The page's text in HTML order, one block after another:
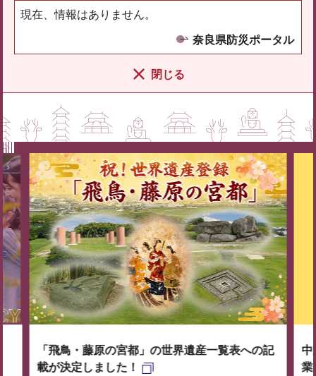
現在、情報はありません。
奈良県防災ポータル
閉じる
「飛鳥・藤原の宮都」の世界遺産一覧表への記
載が決定しました！
中
業